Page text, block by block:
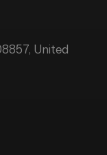
United